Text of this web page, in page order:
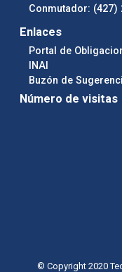
Conmutador: (427)
Enlaces
Portal de
INAI
Buzón de
Número de visitas
© Copyright 2020